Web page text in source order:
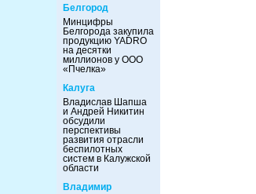
Белгород
Минцифры
Белгорода закупила
продукцию YADRO
на десятки
миллионов у ООО
«Пчелка»
Калуга
Владислав Шапша
и Андрей Никитин
обсудили
перспективы
развития отрасли
беспилотных
систем в Калужской
области
Владимир